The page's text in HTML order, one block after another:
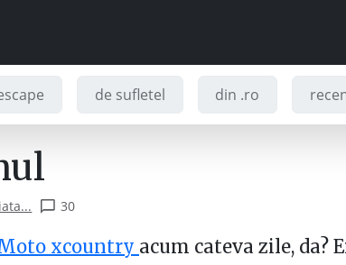
de sufletel din .ro
30
xcountry acum cateva zile, da?